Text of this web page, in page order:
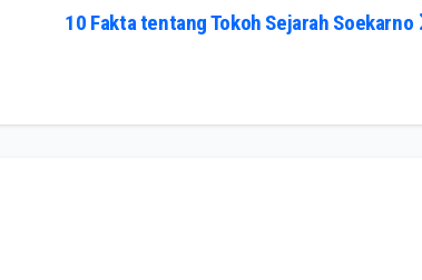
10 Fakta tentang Tokoh Sejarah Soekarno